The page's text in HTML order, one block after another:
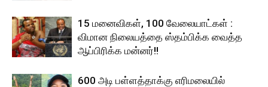
15 மனைவிகள், 100 வேலையாட்கள் :
விமான நிலையத்தை ஸ்தம்பிக்க வைத்த
ஆப்பிரிக்க மன்னர்!!
600 அடி பள்ளத்தாக்கு எரிமலையில்